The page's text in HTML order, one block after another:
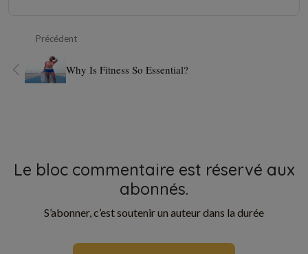
Précédent
Why Is Fitness So Essential?
Le bloc commentaire est réservé aux
abonnés.
S’abonner, c’est soutenir un auteur dans la durée